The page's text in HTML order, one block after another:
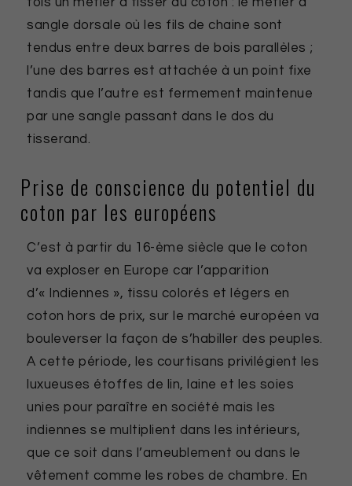
sangle dorsale où les fils de chaine sont
tendus entre deux barres de bois parallèles ;
l’une des barres est attachée à un point fixe
tandis que l’autre est fermement maintenue
par une sangle passant dans le dos du
tisserand.
Prise de conscience du potentiel du
coton par les européens
C’est à partir du 16-ème siècle que le coton
va exploser en Europe car l’apparition
d’« Indiennes », tissu colorés et légers en
coton hors de prix, sur le marché européen va
bouleverser la façon de s’habiller des peuples.
A cette période, les courtisans privilégient les
luxueuses étoffes de lin, laine et les soies
unies pour paraître en société mais les
indiennes se multiplient dans les intérieurs,
que ce soit dans l’ameublement ou dans le
vêtement comme les robes de chambre. En